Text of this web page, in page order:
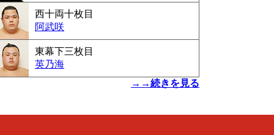
西十両十枚目
阿武咲
東幕下三枚目
英乃海
→→続きを見る